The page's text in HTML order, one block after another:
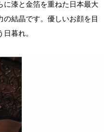
に漆と金箔を重ねた日本最大
結晶です。優しいお顔を目
暮れ。